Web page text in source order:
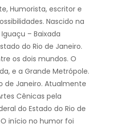
Humorista, escritor e
Nascido na
– Baixada
do Rio de Janeiro.
os dois mundos. O
e a Grande Metrópole.
de Janeiro. Atualmente
Cênicas pela
do Estado do Rio de
O início no humor foi